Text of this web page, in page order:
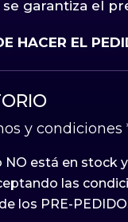
garantiza el
HACER EL
y condiciones
está en stock
las
los PRE-